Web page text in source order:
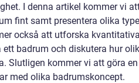
I denna artikel kommer vi
fint samt presentera olika
också att utforska
ett badrum och diskutera hur
Slutligen kommer vi att göra
med olika badrumskoncept.